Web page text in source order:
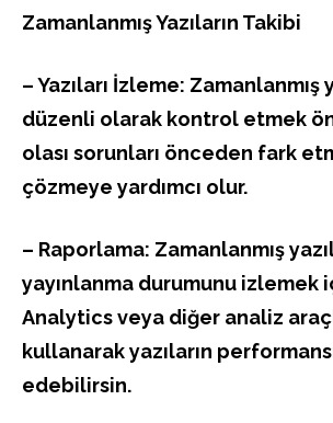
Zamanlanmış Yazıların Takibi
– Yazıları İzleme: Zamanlanmış
düzenli olarak kontrol etmek
olası sorunları önceden fark
çözmeye yardımcı olur.
– Raporlama: Zamanlanmış
yayınlanma durumunu izlemek
Analytics veya diğer analiz
kullanarak yazıların
edebilirsin.